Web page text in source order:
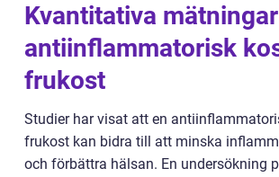
Kvantitativa
antiinflammatorisk
frukost
Studier har visat att en
frukost kan bidra till att minska
och förbättra hälsan. En undersökning